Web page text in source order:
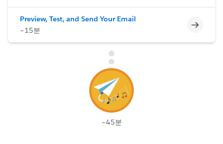
Preview, Test, and Send Your Email
~15분
미완료
~45분